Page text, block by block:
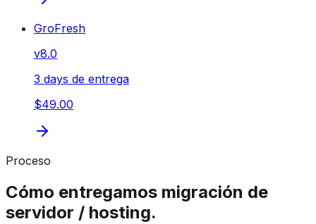
GroFresh
v8.0
3 days de entrega
$49.00
Proceso
Cómo entregamos migración de
servidor / hosting.